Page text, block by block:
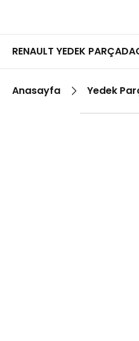
RENAULT YEDEK PARÇA
Anasayfa Yedek